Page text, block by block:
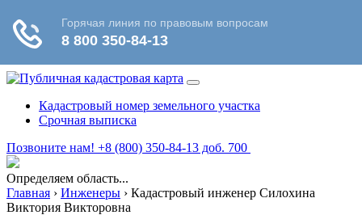
Кадастровый номер земельного участка
Срочная выписка
Позвоните нам! +8 (800) 350-84-13 доб. 700
Определяем область...
Главная › Инженеры › Кадастровый инженер Силохина
Виктория Викторовна